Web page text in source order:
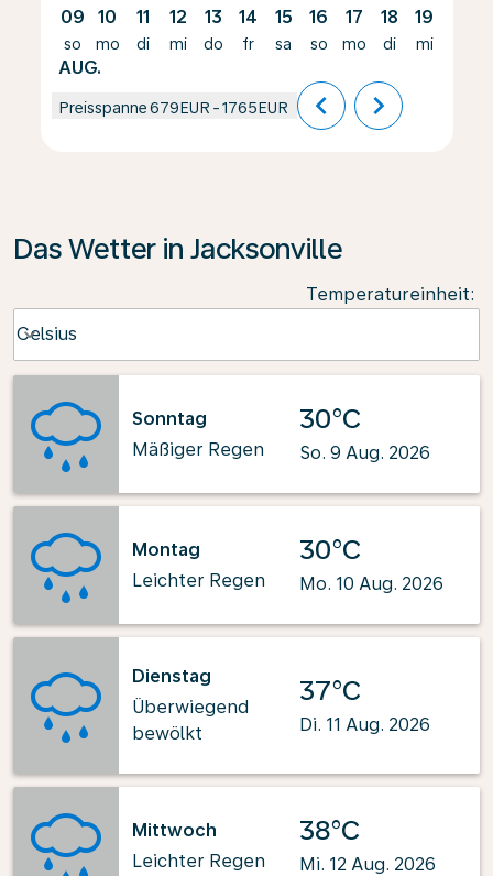
09
so
AUG.
10
mo
11
di
12
mi
13
do
14
fr
15
sa
16
so
17
mo
18
di
19
mi
Preisspanne679EUR -1765EUR chevron_left chevron_right
Das Wetter in Jacksonville
Temperatureinheit:
Celsius
keyboard_arrow_down
Sonntag
Mäßiger Regen
30°C
So. 9 Aug. 2026
Montag
Leichter Regen
30°C
Mo. 10 Aug. 2026
Dienstag
Überwiegend
bewölkt
37°C
Di. 11 Aug. 2026
Mittwoch
Leichter Regen
38°C
Mi. 12 Aug. 2026